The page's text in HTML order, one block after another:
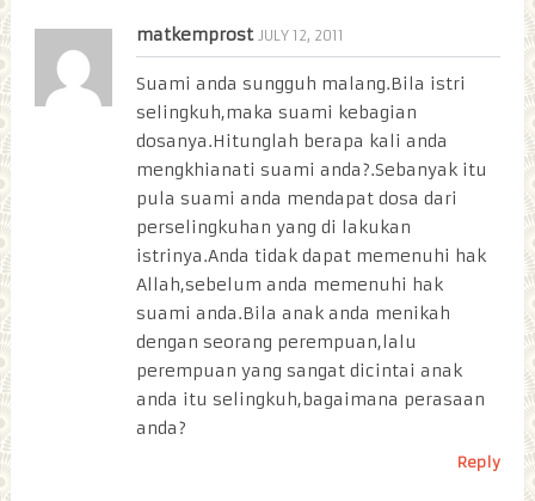
matkemprost JULY 12, 2011
Suami anda sungguh malang.Bila istri
selingkuh,maka suami kebagian
dosanya.Hitunglah berapa kali anda
mengkhianati suami anda?.Sebanyak itu
pula suami anda mendapat dosa dari
perselingkuhan yang di lakukan
istrinya.Anda tidak dapat memenuhi hak
Allah,sebelum anda memenuhi hak
suami anda.Bila anak anda menikah
dengan seorang perempuan,lalu
perempuan yang sangat dicintai anak
anda itu selingkuh,bagaimana perasaan
anda?
Reply